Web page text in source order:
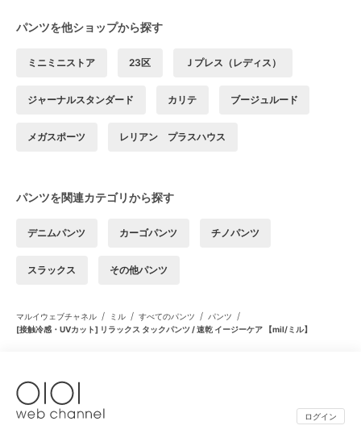
パンツを他ショップから探す
ミニミニストア 23区 Ｊプレス（レディス）
ジャーナルスタンダード カリテ ブージュルード
メガスポーツ レリアン プラスハウス
パンツを関連カテゴリから探す
デニムパンツ カーゴパンツ チノパンツ
スラックス その他パンツ
マルイウェブチャネル / ミル / すべてのパンツ / パンツ /
[接触冷感・UVカット] リラックス タックパンツ / 速乾 イージーケア 【mil/ミル】
ログイン